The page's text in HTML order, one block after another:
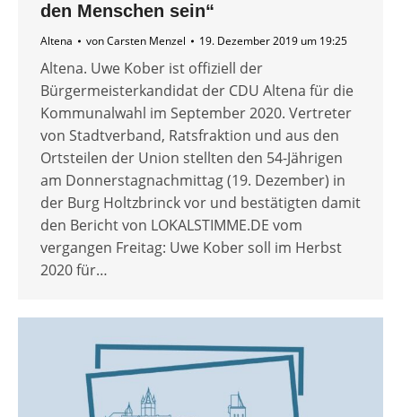
den Menschen sein“
Altena vonCarsten Menzel 19. Dezember 2019 um 19:25
Altena. Uwe Kober ist offiziell der
Bürgermeisterkandidat der CDU Altena für die
Kommunalwahl im September 2020. Vertreter
von Stadtverband, Ratsfraktion und aus den
Ortsteilen der Union stellten den 54-Jährigen
am Donnerstagnachmittag (19. Dezember) in
der Burg Holtzbrinck vor und bestätigten damit
den Bericht von LOKALSTIMME.DE vom
vergangen Freitag: Uwe Kober soll im Herbst
2020 für…